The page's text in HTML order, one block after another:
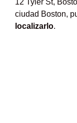
ciudad Boston,
localizarlo.